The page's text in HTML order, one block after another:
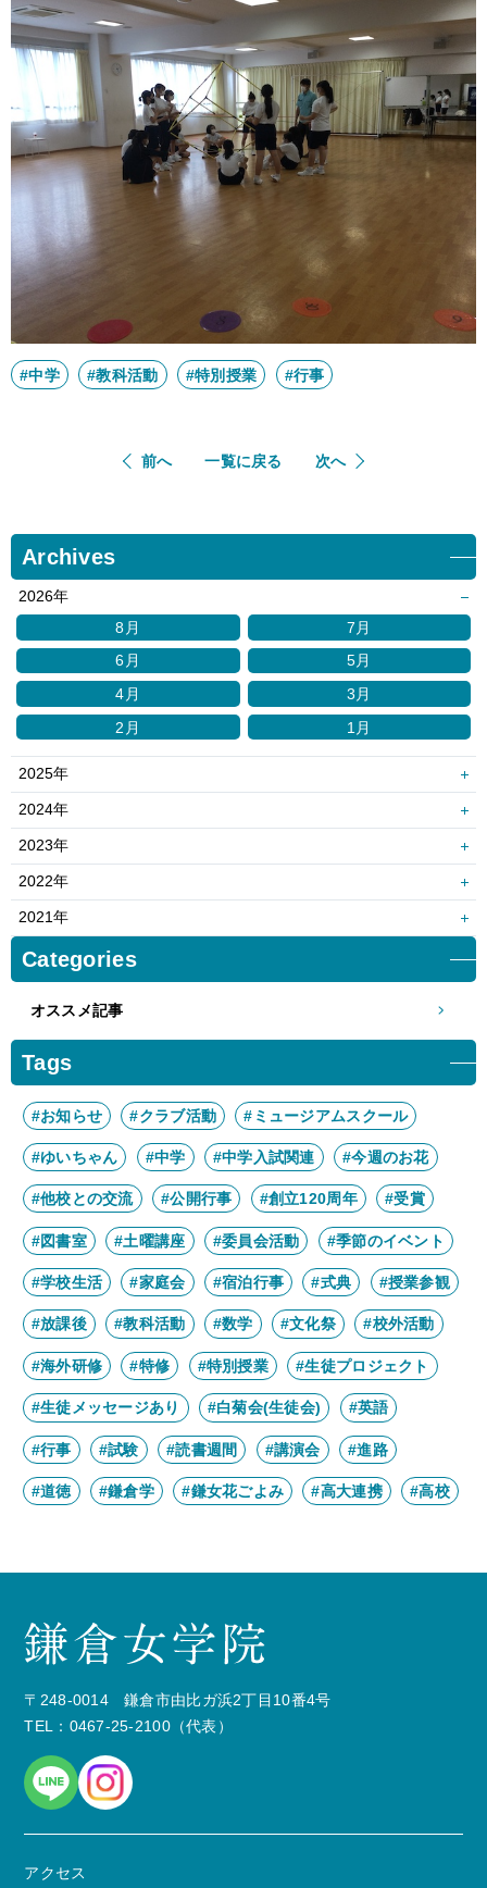
#中学 #教科活動 #特別授業 #行事
前へ 一覧に戻る 次へ
Archives
2026年
8月
7月
6月
5月
4月
3月
2月
1月
2025年
6月
5月
4月
3月
2月
2024年
6月
5月
2月
2023年
4月
2月
1月
2022年
8月
7月
6月
4月
3月
2021年
10月
9月
8月
4月
3月
2月
1月
Categories
オススメ記事
Tags
#お知らせ #クラブ活動 #ミュージアムスクール
#ゆいちゃん #中学 #中学入試関連 #今週のお花
#他校との交流 #公開行事 #創立120周年 #受賞
#図書室 #土曜講座 #委員会活動 #季節のイベント
#学校生活 #家庭会 #宿泊行事 #式典 #授業参観
#放課後 #教科活動 #数学 #文化祭 #校外活動
#海外研修 #特修 #特別授業 #生徒プロジェクト
#生徒メッセージあり #白菊会(生徒会) #英語
#行事 #試験 #読書週間 #講演会 #進路
#道徳 #鎌倉学 #鎌女花ごよみ #高大連携 #高校
〒248-0014 鎌倉市由比ガ浜2丁目10番4号
TEL：0467-25-2100（代表）
アクセス